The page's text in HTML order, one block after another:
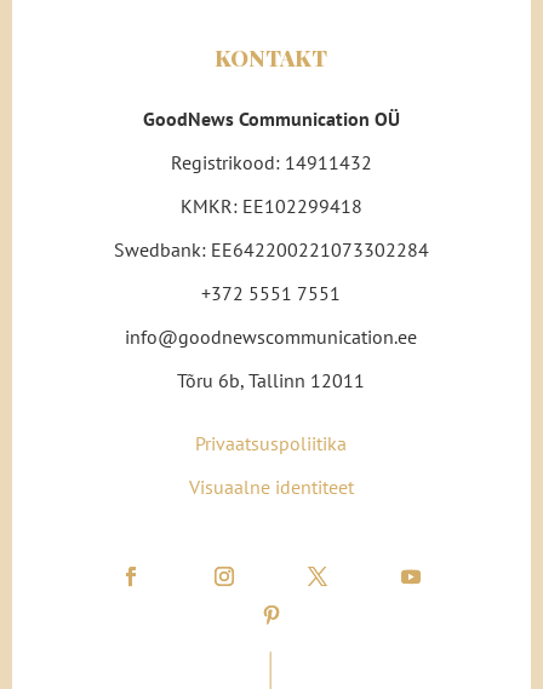
KONTAKT
GoodNews Communication OÜ
Registrikood: 14911432
KMKR: EE102299418
Swedbank: EE642200221073302284
+372 5551 7551
info@goodnewscommunication.ee
Tõru 6b, Tallinn 12011
Privaatsuspoliitika
Visuaalne identiteet